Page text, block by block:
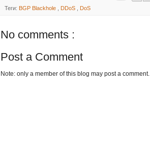
Теги: BGP Blackhole , DDoS , DoS
No comments :
Post a Comment
Note: only a member of this blog may post a comment.